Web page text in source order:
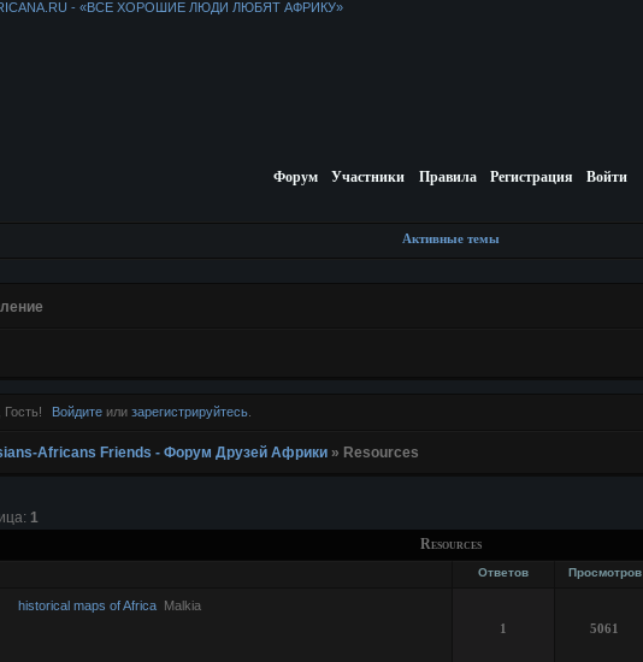
- «ВСЕ ХОРОШИЕ ЛЮДИ ЛЮБЯТ АФРИКУ»
Форум Участники Правила Регистрация Войти
Активные темы
Гость! Войдите или зарегистрируйтесь
Africans Friends - Форум Друзей Африки » Resources
Resources
1
Ответов Просмотров
historical maps of Africa
Malkia
1
5061